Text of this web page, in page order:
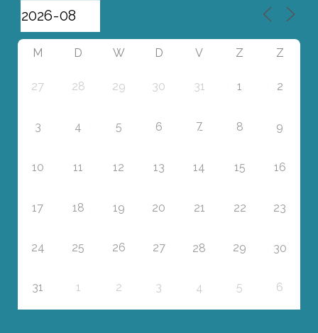
M D W D V Z Z
27 28 29 30 31 1 2
3 4 5 6 7 8 9
10 11 12 13 14 15 16
17 18 19 20 21 22 23
24 25 26 27 28 29 30
31 1 2 3 4 5 6